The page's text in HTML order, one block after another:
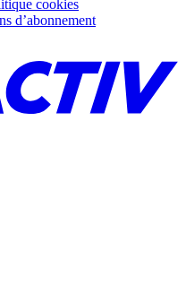
cookies
d’abonnement